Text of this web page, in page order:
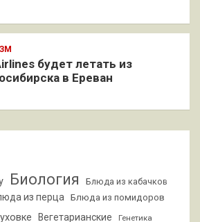
будет летать из
в Ереван
Биология Блюда из кабачков
из перца Блюда из помидоров
Вегетарианские Генетика